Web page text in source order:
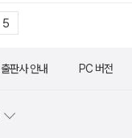
5
출판사 안내 PC 버전